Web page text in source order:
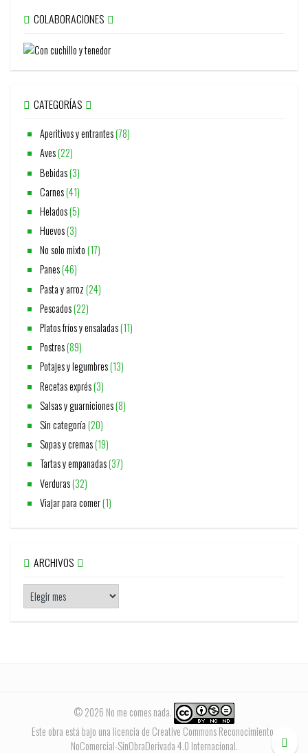
COLABORACIONES
CATEGORÍAS
Aperitivos y entrantes(78)
Aves(22)
Bebidas(3)
Carnes(41)
Helados(5)
Huevos(3)
No solo mixto(17)
Panes(46)
Pasta y arroz(24)
Pescados(22)
Platos fríos y ensaladas(11)
Postres(89)
Potajes y legumbres(13)
Recetas exprés(3)
Salsas y guarniciones(8)
Sin categoría(20)
Sopas y cremas(19)
Tartas y empanadas(37)
Verduras(32)
Viajar para comer(1)
ARCHIVOS
© 2026 No me comes nada.
Este obra está bajo una licencia de Creative Commons Reconocimiento-
NoComercial-SinObraDerivada 4.0 Internacional.